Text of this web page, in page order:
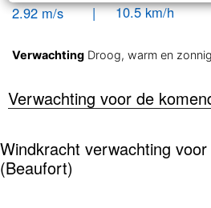
2.92 m/s
| 10.5 km/h
Verwachting Droog, warm en
Verwachting voor de
Windkracht verwachting
(Beaufort)